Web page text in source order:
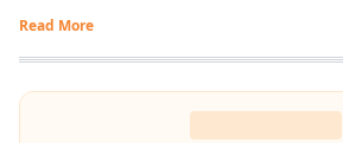
Read More